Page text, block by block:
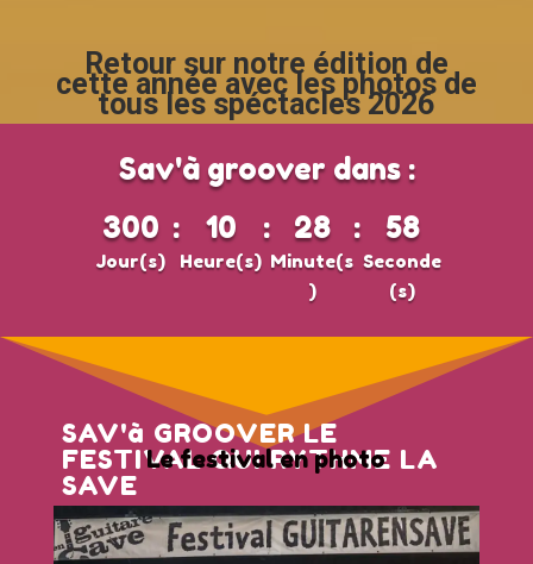
SAV'à GROOVER LE
FESTIVAL QUI RYTHME LA
SAVE
MERCI à TOUTES ET TOUS
Retour sur notre édition de
cette année avec les photos de
tous les spéctacles 2026
Sav'à groover dans :
300
Jour(s)
: 10
Heure(s)
: 28
Minute(s
)
: 56
Seconde
(s)
Le festival en photo